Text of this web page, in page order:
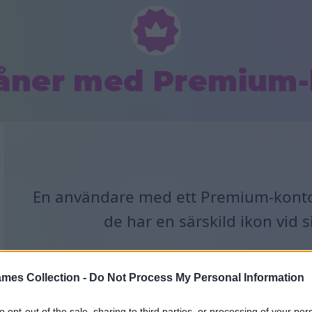
Collection - Do Not Process My Personal Information
med
En användare med ett Premium-
de har en särskild ikon vid